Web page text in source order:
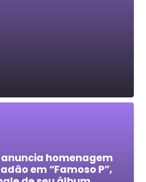
anuncia homenagem
em “Famoso P”,